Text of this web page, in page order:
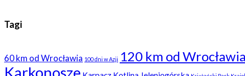
Tagi
60 km od Wrocławia 100 dni w Azji 120 km od Wrocławia
Karkonosze